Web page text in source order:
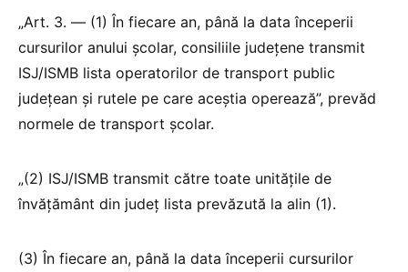
„Art. 3. — (1) În fiecare an, până la data începerii
cursurilor anului școlar, consiliile județene transmit
ISJ/ISMB lista operatorilor de transport public
județean și rutele pe care aceștia operează”, prevăd
normele de transport școlar.
„(2) ISJ/ISMB transmit către toate unitățile de
învățământ din județ lista prevăzută la alin (1).
(3) În fiecare an, până la data începerii cursurilor